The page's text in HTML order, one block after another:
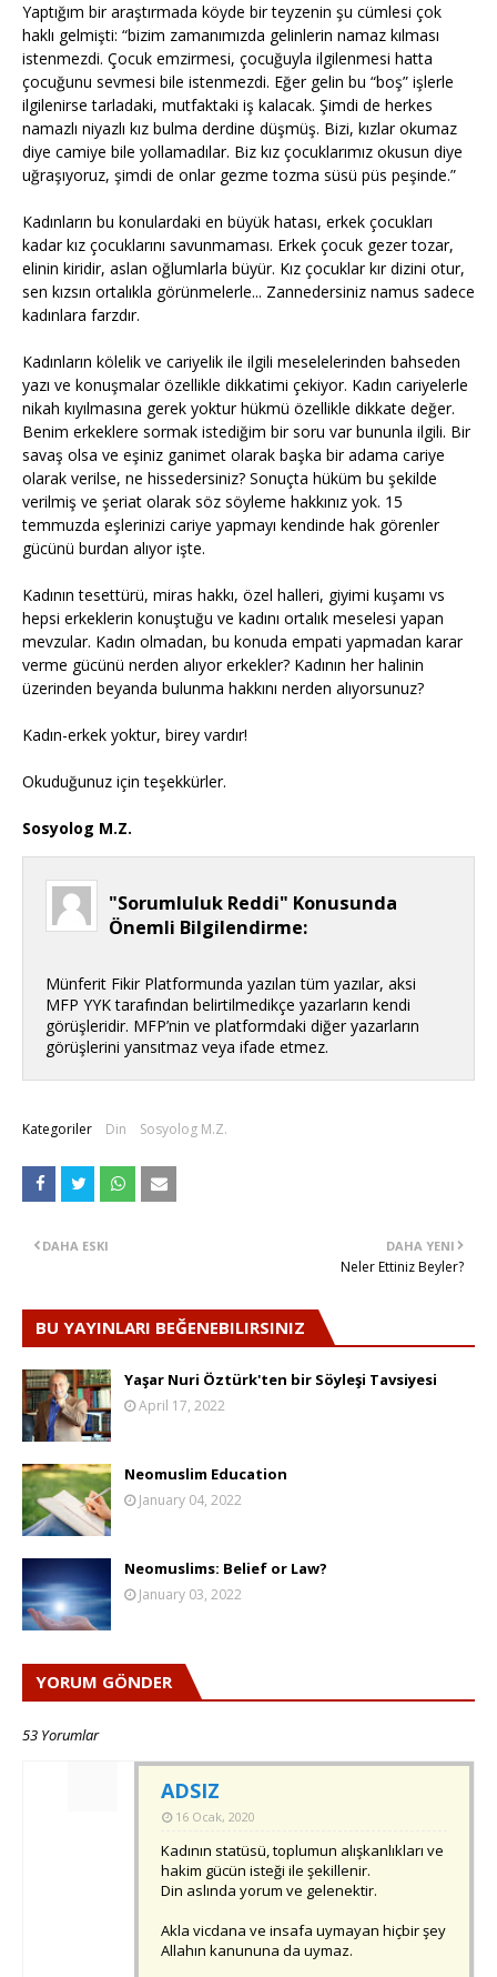
Yaptığım bir araştırmada köyde bir teyzenin şu cümlesi çok
haklı gelmişti: “bizim zamanımızda gelinlerin namaz kılması
istenmezdi. Çocuk emzirmesi, çocuğuyla ilgilenmesi hatta
çocuğunu sevmesi bile istenmezdi. Eğer gelin bu “boş” işlerle
ilgilenirse tarladaki, mutfaktaki iş kalacak. Şimdi de herkes
namazlı niyazlı kız bulma derdine düşmüş. Bizi, kızlar okumaz
diye camiye bile yollamadılar. Biz kız çocuklarımız okusun diye
uğraşıyoruz, şimdi de onlar gezme tozma süsü püs peşinde.”
Kadınların bu konulardaki en büyük hatası, erkek çocukları
kadar kız çocuklarını savunmaması. Erkek çocuk gezer tozar,
elinin kiridir, aslan oğlumlarla büyür. Kız çocuklar kır dizini otur,
sen kızsın ortalıkla görünmelerle... Zannedersiniz namus sadece
kadınlara farzdır.
Kadınların kölelik ve cariyelik ile ilgili meselelerinden bahseden
yazı ve konuşmalar özellikle dikkatimi çekiyor. Kadın cariyelerle
nikah kıyılmasına gerek yoktur hükmü özellikle dikkate değer.
Benim erkeklere sormak istediğim bir soru var bununla ilgili. Bir
savaş olsa ve eşiniz ganimet olarak başka bir adama cariye
olarak verilse, ne hissedersiniz? Sonuçta hüküm bu şekilde
verilmiş ve şeriat olarak söz söyleme hakkınız yok. 15
temmuzda eşlerinizi cariye yapmayı kendinde hak görenler
gücünü burdan alıyor işte.
Kadının tesettürü, miras hakkı, özel halleri, giyimi kuşamı vs
hepsi erkeklerin konuştuğu ve kadını ortalık meselesi yapan
mevzular. Kadın olmadan, bu konuda empati yapmadan karar
verme gücünü nerden alıyor erkekler? Kadının her halinin
üzerinden beyanda bulunma hakkını nerden alıyorsunuz?
Kadın-erkek yoktur, birey vardır!
Okuduğunuz için teşekkürler.
Sosyolog M.Z.
"Sorumluluk Reddi" Konusunda
Önemli Bilgilendirme:
Münferit Fikir Platformunda yazılan tüm yazılar, aksi
MFP YYK tarafından belirtilmedikçe yazarların kendi
görüşleridir. MFP’nin ve platformdaki diğer yazarların
görüşlerini yansıtmaz veya ifade etmez.
Kategoriler Din Sosyolog M.Z.
DAHA YENI
Neler Ettiniz Beyler?
DAHA ESKI
BU YAYINLARI BEĞENEBILIRSINIZ
Yaşar Nuri Öztürk'ten bir Söyleşi Tavsiyesi
April 17, 2022
Neomuslim Education
January 04, 2022
Neomuslims: Belief or Law?
January 03, 2022
YORUM GÖNDER
53 Yorumlar
ADSIZ
16 Ocak, 2020
Kadının statüsü, toplumun alışkanlıkları ve
hakim gücün isteği ile şekillenir.
Din aslında yorum ve gelenektir.
Akla vicdana ve insafa uymayan hiçbir şey
Allahın kanununa da uymaz.